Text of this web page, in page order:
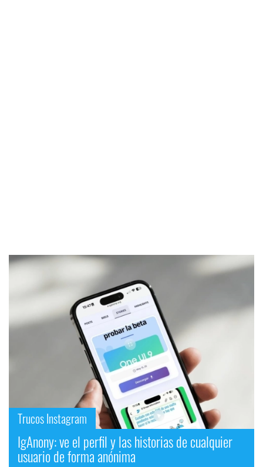
Trucos Instagram
IgAnony: ve el perfil y las historias de cualquier
usuario de forma anónima